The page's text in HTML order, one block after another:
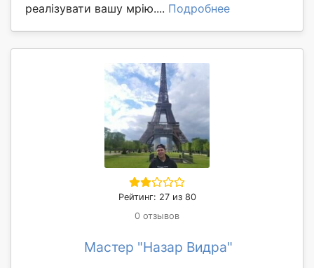
реалізувати вашу мрію.... Подробнее
Рейтинг: 27 из 80
0 отзывов
Мастер "Назар Видра"